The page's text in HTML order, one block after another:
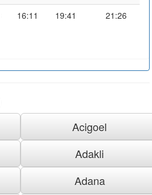
16:11 19:41 21:26
Acigoel
Adakli
Adana